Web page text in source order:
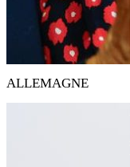
ALLEMAGNE